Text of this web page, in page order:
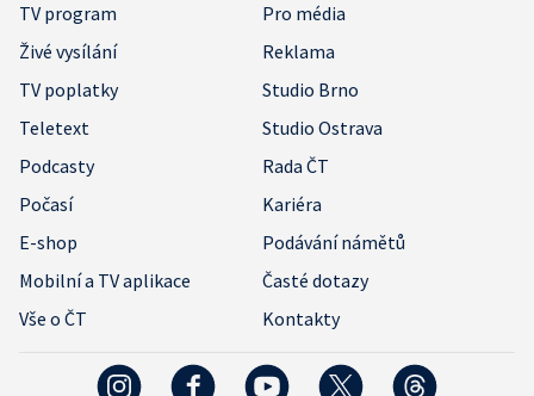
TV program
Pro média
Živé vysílání
Reklama
TV poplatky
Studio Brno
Teletext
Studio Ostrava
Podcasty
Rada ČT
Počasí
Kariéra
E-shop
Podávání námětů
Mobilní a TV aplikace
Časté dotazy
Vše o ČT
Kontakty